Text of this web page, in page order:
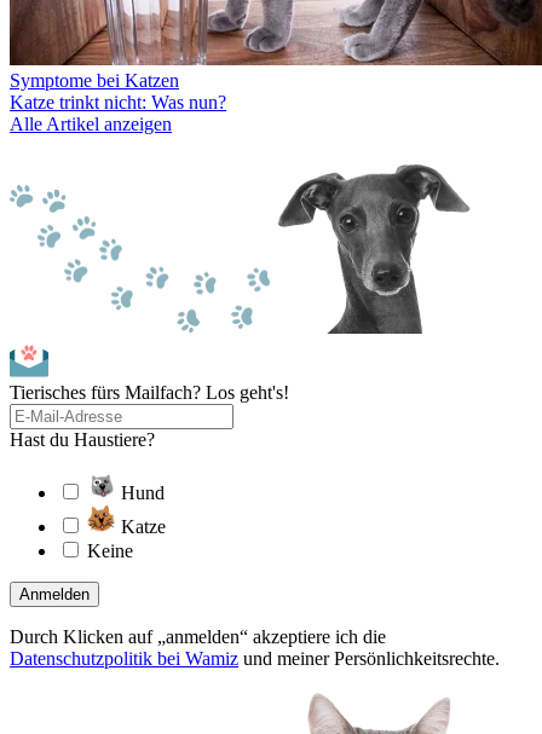
Symptome bei Katzen
Katze trinkt nicht: Was nun?
Alle Artikel anzeigen
Tierisches fürs Mailfach? Los geht's!
Hast du Haustiere?
Hund
Katze
Keine
Anmelden
Durch Klicken auf „anmelden“ akzeptiere ich die
Datenschutzpolitik bei Wamiz und meiner Persönlichkeitsrechte.